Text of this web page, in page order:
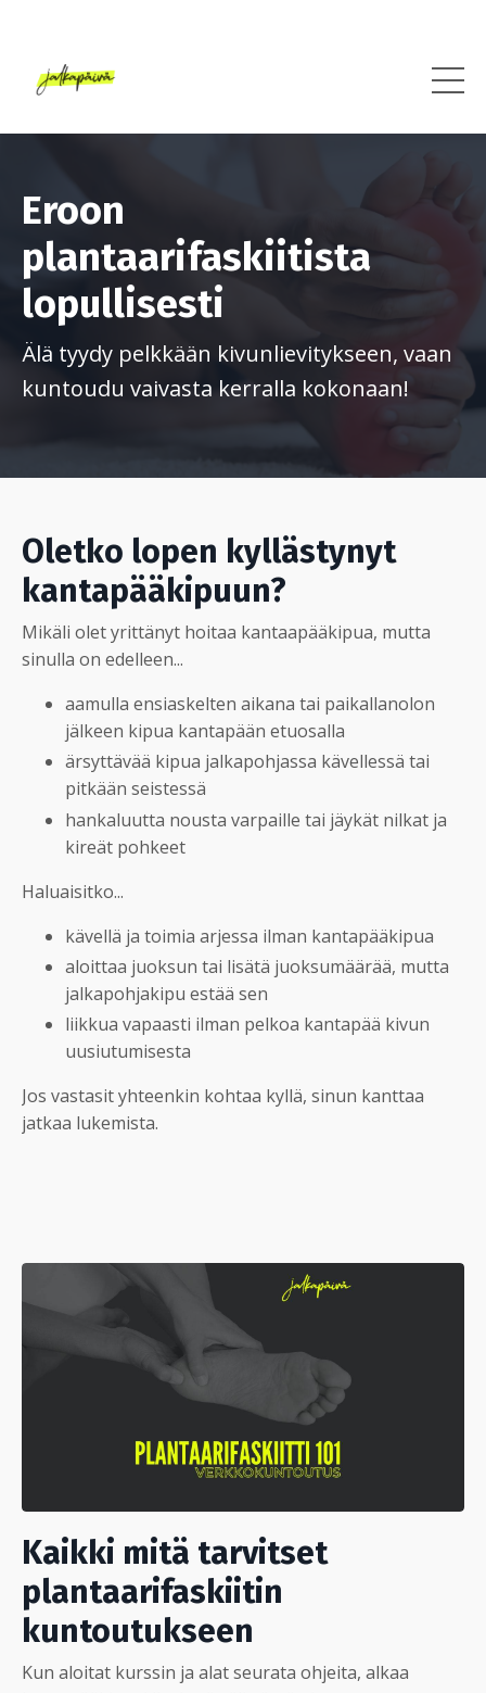
Eroon
plantaarifaskiitista
lopullisesti
Älä tyydy pelkkään kivunlievitykseen, vaan
kuntoudu vaivasta kerralla kokonaan!
Oletko lopen kyllästynyt
kantapääkipuun?
Mikäli olet yrittänyt hoitaa kantaapääkipua, mutta
sinulla on edelleen...
aamulla ensiaskelten aikana tai paikallanolon
jälkeen kipua kantapään etuosalla
ärsyttävää kipua jalkapohjassa kävellessä tai
pitkään seistessä
hankaluutta nousta varpaille tai jäykät nilkat ja
kireät pohkeet
Haluaisitko...
kävellä ja toimia arjessa ilman kantapääkipua
aloittaa juoksun tai lisätä juoksumäärää, mutta
jalkapohjakipu estää sen
liikkua vapaasti ilman pelkoa kantapää kivun
uusiutumisesta
Jos vastasit yhteenkin kohtaa kyllä, sinun kanttaa
jatkaa lukemista.
Kaikki mitä tarvitset
plantaarifaskiitin
kuntoutukseen
Kun aloitat kurssin ja alat seurata ohjeita, alkaa